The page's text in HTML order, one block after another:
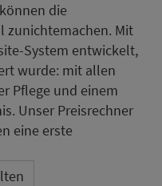
die
zunichtemachen. Mit
System entwickelt,
wurde: mit allen
Pflege und einem
Unser Preisrechner
eine erste